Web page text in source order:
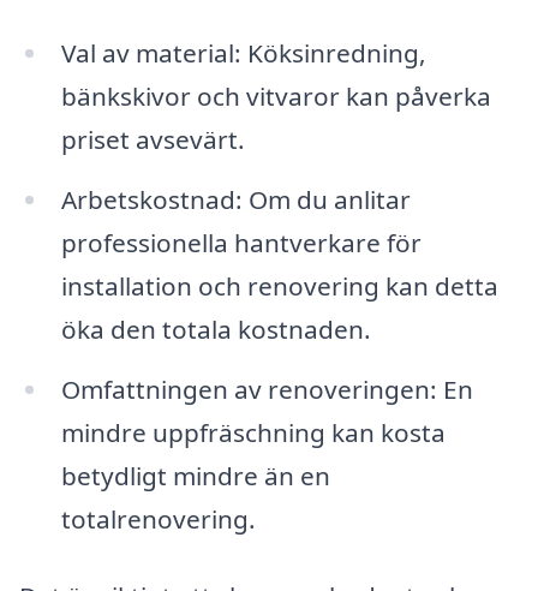
Val av material: Köksinredning,
bänkskivor och vitvaror kan påverka
priset avsevärt.
Arbetskostnad: Om du anlitar
professionella hantverkare för
installation och renovering kan detta
öka den totala kostnaden.
Omfattningen av renoveringen: En
mindre uppfräschning kan kosta
betydligt mindre än en
totalrenovering.